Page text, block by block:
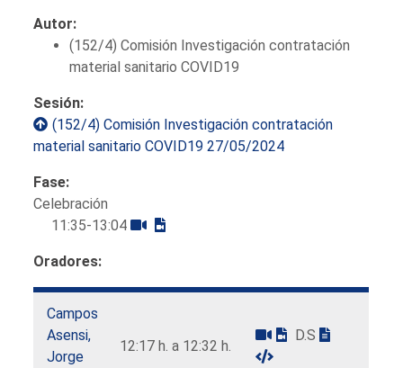
Autor:
(152/4) Comisión Investigación contratación
material sanitario COVID19
Sesión:
(152/4) Comisión Investigación contratación
material sanitario COVID19 27/05/2024
Fase:
Celebración
11:35-13:04
Oradores:
Campos
Asensi,
Jorge
12:17 h. a 12:32 h.
D.S